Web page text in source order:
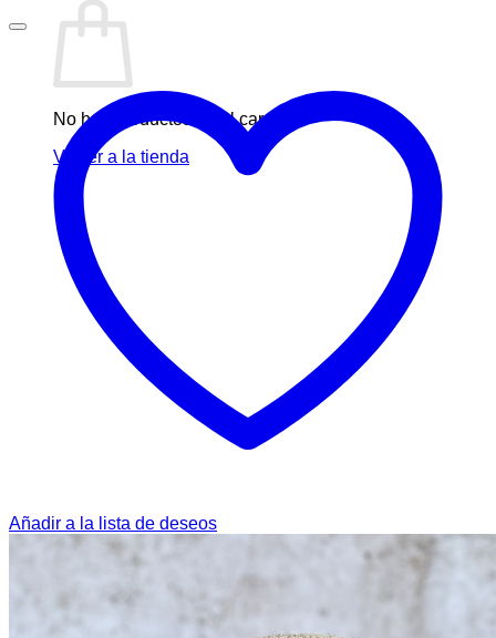
No hay productos en el carrito.
Volver a la tienda
Añadir a la lista de deseos